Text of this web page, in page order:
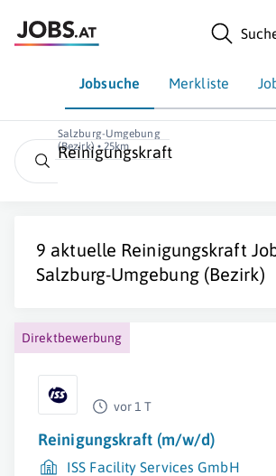
Jobsuche Merkliste
Salzburg-Umgebung
(Bezirk) • 25km
Reinigungskraft
9 aktuelle Reinigungskraft
Salzburg-Umgebung (Bezirk)
Direktbewerbung
vor 1 T
Reinigungskraft (m/w/d)
ISS Facility Services GmbH